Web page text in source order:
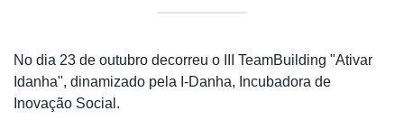
No dia 23 de outubro decorreu o III TeamBuilding "Ativar
Idanha", dinamizado pela I-Danha, Incubadora de
Inovação Social.